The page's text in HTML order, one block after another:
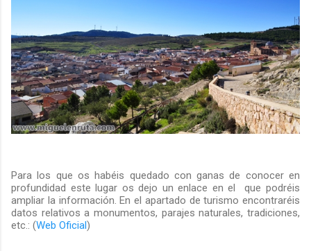
Para los que os habéis quedado con ganas de conocer en
profundidad este lugar os dejo un enlace en el que podréis
ampliar la información. En el apartado de turismo encontraréis
datos relativos a monumentos, parajes naturales, tradiciones,
etc.: (Web Oficial)